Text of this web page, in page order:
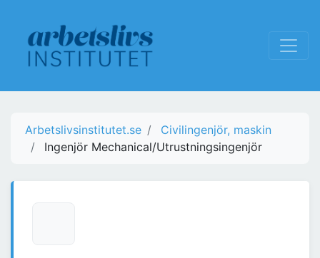
Arbetslivsinstitutet.se
Civilingenjör, maskin
Ingenjör Mechanical/Utrustningsingenjör